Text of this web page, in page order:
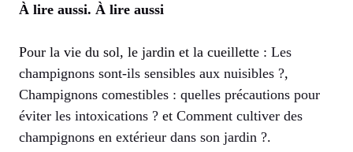
À lire aussi. À lire aussi
Pour la vie du sol, le jardin et la cueillette : Les
champignons sont-ils sensibles aux nuisibles ?,
Champignons comestibles : quelles précautions pour
éviter les intoxications ? et Comment cultiver des
champignons en extérieur dans son jardin ?.